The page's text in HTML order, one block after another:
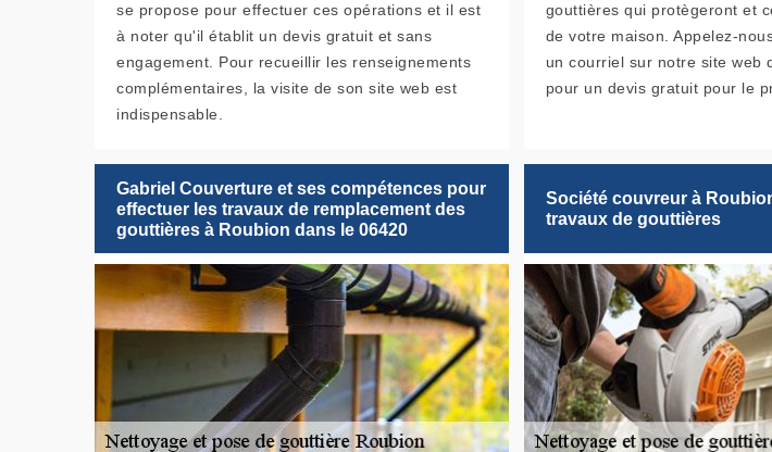
se propose pour effectuer ces opérations et il est
à noter qu'il établit un devis gratuit et sans
engagement. Pour recueillir les renseignements
complémentaires, la visite de son site web est
indispensable.
gouttières qui protègeront et
de votre maison. Appelez-
un courriel sur notre site web
pour un devis gratuit pour le
Gabriel Couverture et ses compétences pour
effectuer les travaux de remplacement des
gouttières à Roubion dans le 06420
Société couvreur à
travaux de gouttières